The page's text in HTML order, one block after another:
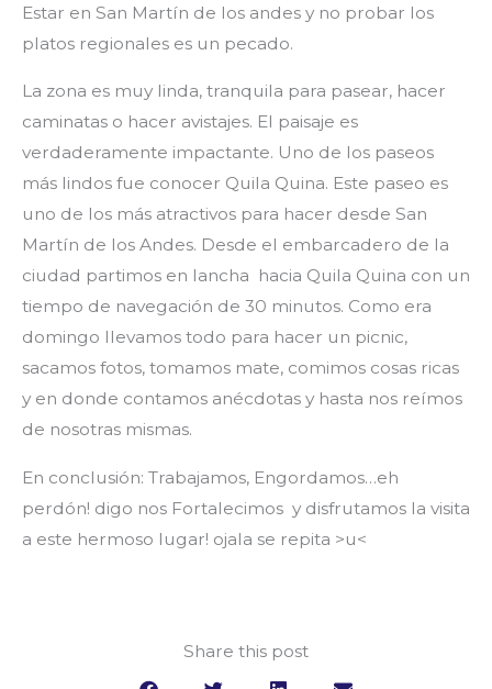
Estar en San Martín de los andes y no probar los
platos regionales es un pecado.
La zona es muy linda, tranquila para pasear, hacer
caminatas o hacer avistajes. El paisaje es
verdaderamente impactante. Uno de los paseos
más lindos fue conocer Quila Quina. Este paseo es
uno de los más atractivos para hacer desde San
Martín de los Andes. Desde el embarcadero de la
ciudad partimos en lancha hacia Quila Quina con un
tiempo de navegación de 30 minutos. Como era
domingo llevamos todo para hacer un picnic,
sacamos fotos, tomamos mate, comimos cosas ricas
y en donde contamos anécdotas y hasta nos reímos
de nosotras mismas.
En conclusión: Trabajamos, Engordamos…eh
perdón! digo nos Fortalecimos y disfrutamos la visita
a este hermoso lugar! ojala se repita >u<
Share this post